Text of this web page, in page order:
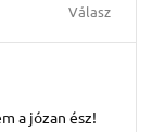
Válasz
a józan ész!